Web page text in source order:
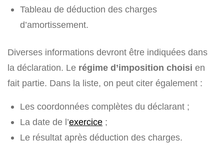
Tableau de déduction des charges
d’amortissement.
Diverses informations devront être indiquées dans
la déclaration. Le régime d’imposition choisi en
fait partie. Dans la liste, on peut citer également :
Les coordonnées complètes du déclarant ;
La date de l’exercice ;
Le résultat après déduction des charges.